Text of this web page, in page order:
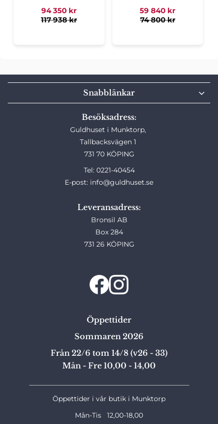
94 350 kr
117 938kr
59 840 kr
74 800kr
Besöksadress:
Guldhuset i Munktorp,
Tallbacksvägen 1
731 70 KÖPING
Tel: 0221-40454
E-post: info@guldhuset.se
Leveransadress:
Bronsil AB
Box 284
731 26 KÖPING
Snabblänkar
Öppettider
Sommaren 2026
Från 22/6 tom 14/8 (v26 - 33)
Mån - Fre 10,00 - 14,00
Öppettider i vår butik i Munktorp
Mån-Tis 12,00-18,00